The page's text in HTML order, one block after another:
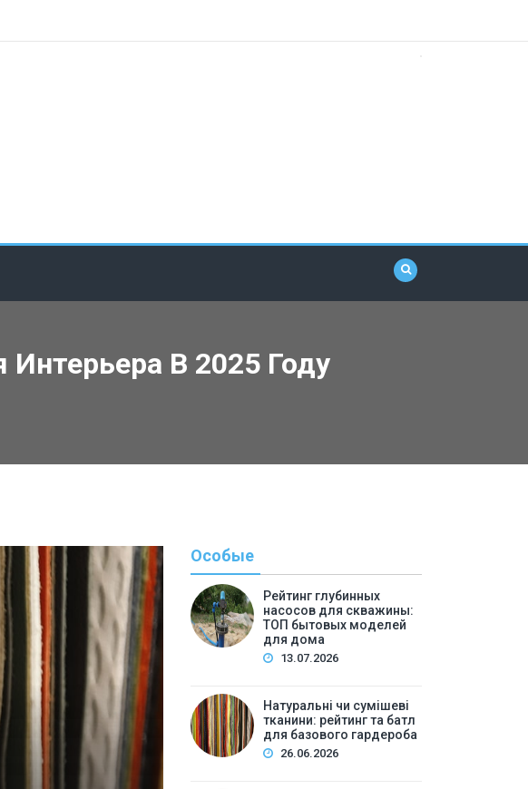
В 2025 Году
Особые
Рейтинг глубинных
насосов для скважины:
ТОП бытовых моделей
для дома
13.07.2026
Натуральні чи сумішеві
тканини: рейтинг та батл
для базового гардероба
26.06.2026